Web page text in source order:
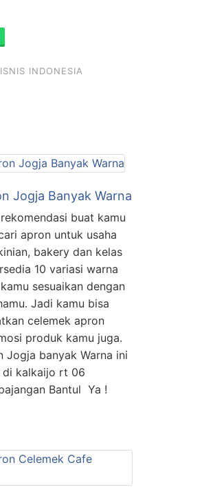
INDONESIA
Jogja Banyak Warna
buat kamu
apron untuk usaha
bakery dan kelas
10 variasi warna
sesuaikan dengan
Jadi kamu bisa
celemek apron
produk kamu juga.
Jogja banyak Warna ini
di kalkaijo rt 06
Bantul Ya !